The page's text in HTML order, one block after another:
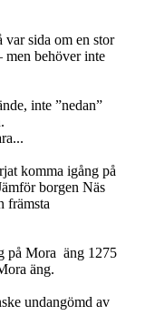
var sida om en stor
men behöver inte
inte ”nedan”
komma igång på
borgen Näs
främsta
på Mora äng 1275
äng.
undangömd av